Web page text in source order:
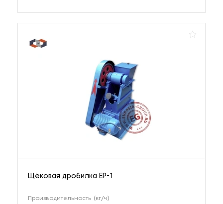
Щёковая дробилка EP-1
Производительность (кг/ч)